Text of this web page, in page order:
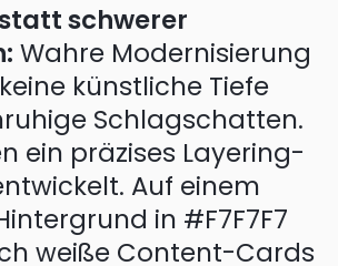
schwerer
Wahre Modernisierung
künstliche Tiefe
Schlagschatten.
ein präzises Layering-
Auf einem
in #F7F7F7
weiße Content-Cards